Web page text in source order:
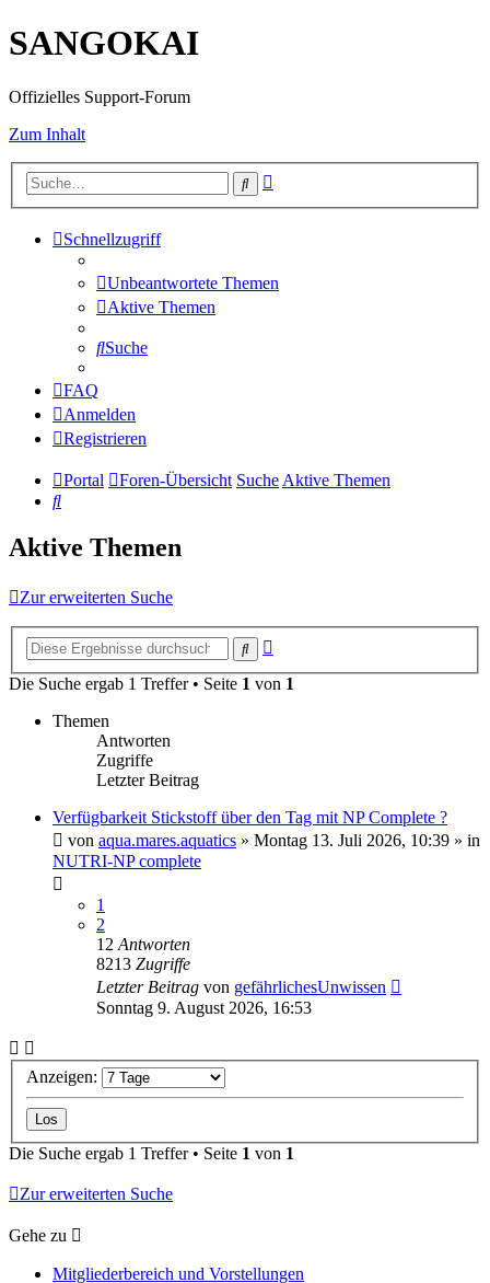
SANGOKAI
Offizielles Support-Forum
Zum Inhalt
Suche
Schnellzugriff
Unbeantwortete Themen
Aktive Themen
Suche
FAQ
Anmelden
Registrieren
Portal Foren-Übersicht SucheAktive Themen
Suche
Aktive Themen
Zur erweiterten Suche
Suche
Die Suche ergab 1 Treffer • Seite 1 von 1
Themen
Antworten
Zugriffe
Letzter Beitrag
Verfügbarkeit Stickstoff über den Tag mit NP Complete ?
von aqua.mares.aquatics » Montag 13. Juli 2026, 10:39 » in
NUTRI-NP complete
1
2
12 Antworten
8213 Zugriffe
Letzter Beitrag von gefährlichesUnwissen
Sonntag 9. August 2026, 16:53
Anzeigen:
Die Suche ergab 1 Treffer • Seite 1 von 1
Zur erweiterten Suche
Gehe zu
Mitgliederbereich und Vorstellungen